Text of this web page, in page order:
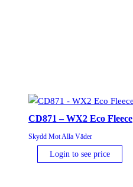
CD871 – WX2 Eco Fleece
Skydd Mot Alla Väder
Login to see price